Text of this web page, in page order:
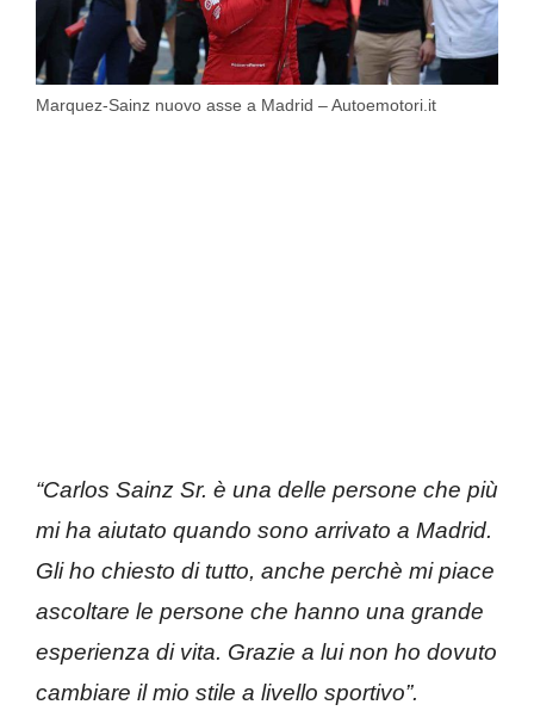
Marquez-Sainz nuovo asse a Madrid – Autoemotori.it
“Carlos Sainz Sr. è una delle persone che più
mi ha aiutato quando sono arrivato a Madrid.
Gli ho chiesto di tutto, anche perchè mi piace
ascoltare le persone che hanno una grande
esperienza di vita. Grazie a lui non ho dovuto
cambiare il mio stile a livello sportivo”.